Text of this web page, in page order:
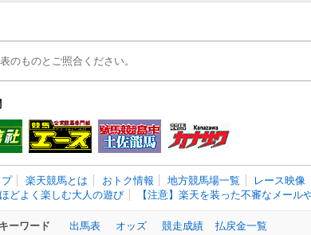
のものとご照合ください。
楽天競馬とは おトク情報 地方競馬場一覧
レース映像
どよく楽しむ大人の遊び
【注意】楽天を装った不審なメール
キーワード 出馬表 オッズ 競走成績 払戻金一覧